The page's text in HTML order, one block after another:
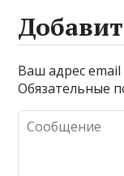
Ваш адрес email
Обязательные